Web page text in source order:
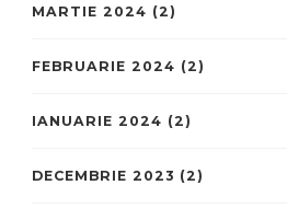
MARTIE 2024 (2)
FEBRUARIE 2024 (2)
IANUARIE 2024 (2)
DECEMBRIE 2023 (2)